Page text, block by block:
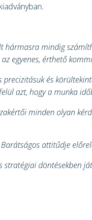
hármasra mindig
egyenes, érthető
és
azt, hogy a munka
minden olyan
attitűdje
döntésekben